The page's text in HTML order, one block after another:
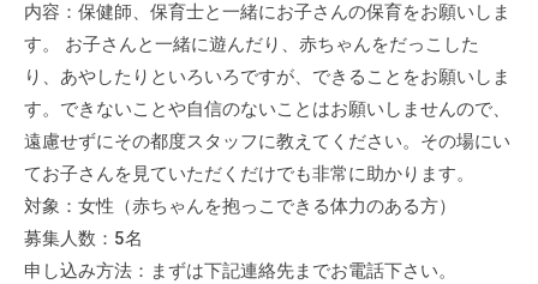
ア
活
動
の
支
援
や
、
活
内容：保健師、保育士と一緒にお子さんの保育をお願いしま
す。 お子さんと一緒に遊んだり、赤ちゃんをだっこした
り、あやしたりといろいろですが、できることをお願いしま
す。できないことや自信のないことはお願いしませんので、
遠慮せずにその都度スタッフに教えてください。その場にい
てお子さんを見ていただくだけでも非常に助かります。
対象：女性（赤ちゃんを抱っこできる体力のある方）
募集人数：5名
申し込み方法：まずは下記連絡先までお電話下さい。